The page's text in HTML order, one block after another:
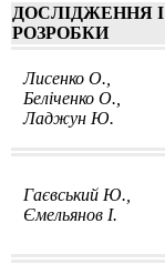
ДОСЛІДЖЕННЯ I
РОЗРОБКИ
Лисенко О.,
Беліченко О.,
Ладжун Ю.
Гаєвський Ю.,
Ємельянов І.